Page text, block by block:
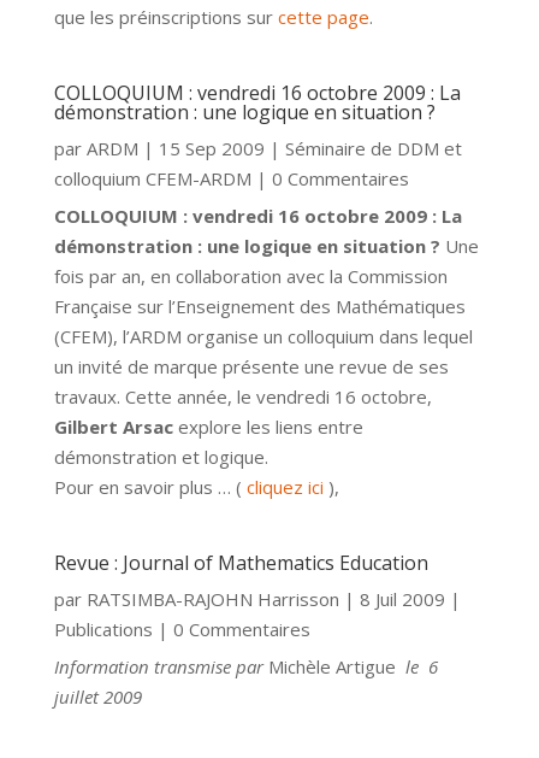
que les préinscriptions sur cette page.
COLLOQUIUM : vendredi 16 octobre 2009 : La
démonstration : une logique en situation ?
par ARDM | 15 Sep 2009 | Séminaire de DDM et
colloquium CFEM-ARDM | 0 Commentaires
COLLOQUIUM : vendredi 16 octobre 2009 : La
démonstration : une logique en situation ? Une
fois par an, en collaboration avec la Commission
Française sur l’Enseignement des Mathématiques
(CFEM), l’ARDM organise un colloquium dans lequel
un invité de marque présente une revue de ses
travaux. Cette année, le vendredi 16 octobre,
Gilbert Arsacexplore les liens entre
démonstration et logique.
Pour en savoir plus … ( cliquez ici ),
Revue : Journal of Mathematics Education
par RATSIMBA-RAJOHN Harrisson | 8 Juil 2009 |
Publications | 0 Commentaires
Information transmise parMichèle Artigue le 6
juillet 2009